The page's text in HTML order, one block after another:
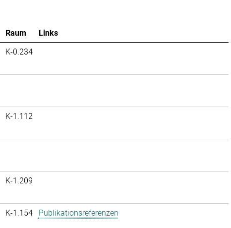
Raum
Links
K-0.234
K-1.112
K-1.209
K-1.154 Publikationsreferenzen